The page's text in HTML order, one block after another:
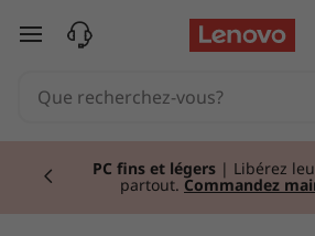
Tpasser au contenu principal
PC fins et légers | Libérez
partout. Commandez